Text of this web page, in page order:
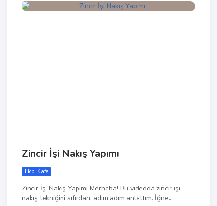
Zincir İşi Nakış Yapımı
Hobi Kafe
Zincir İşi Nakış Yapımı Merhaba! Bu videoda zincir işi
nakış tekniğini sıfırdan, adım adım anlattım. İğne...